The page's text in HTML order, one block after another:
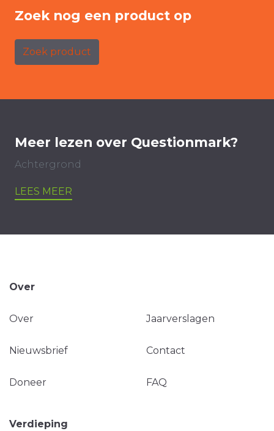
Zoek nog een product op
Zoek product
Meer lezen over Questionmark?
Achtergrond
LEES MEER
Over
Over Jaarverslagen
Nieuwsbrief Contact
Doneer FAQ
Verdieping